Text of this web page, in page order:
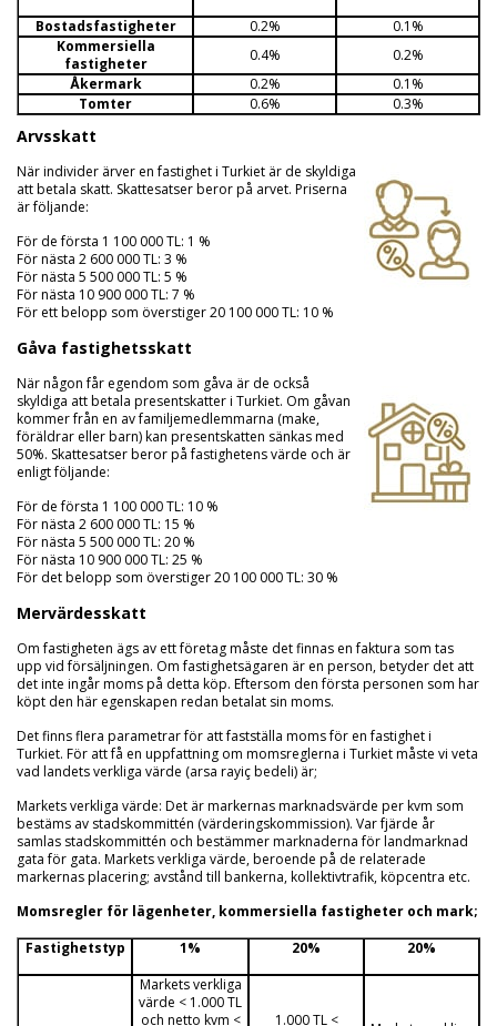
Bostadsfastigheter
0.2%
0.1%
Kommersiella
fastigheter
0.4%
0.2%
Åkermark
0.2%
0.1%
Tomter
0.6% 0.3%
Arvsskatt
När individer ärver en fastighet i Turkiet är de skyldiga
att betala skatt. Skattesatser beror på arvet. Priserna
är följande:
För de första 1 100 000 TL: 1 %
För nästa 2 600 000 TL: 3 %
För nästa 5 500 000 TL: 5 %
För nästa 10 900 000 TL: 7 %
För ett belopp som överstiger 20 100 000 TL: 10 %
Gåva fastighetsskatt
När någon får egendom som gåva är de också
skyldiga att betala presentskatter i Turkiet. Om gåvan
kommer från en av familjemedlemmarna (make,
föräldrar eller barn) kan presentskatten sänkas med
50%. Skattesatser beror på fastighetens värde och är
enligt följande:
För de första 1 100 000 TL: 10 %
För nästa 2 600 000 TL: 15 %
För nästa 5 500 000 TL: 20 %
För nästa 10 900 000 TL: 25 %
För det belopp som överstiger 20 100 000 TL: 30 %
Mervärdesskatt
Om fastigheten ägs av ett företag måste det finnas en faktura som tas
upp vid försäljningen. Om fastighetsägaren är en person, betyder det att
det inte ingår moms på detta köp. Eftersom den första personen som har
köpt den här egenskapen redan betalat sin moms.
Det finns flera parametrar för att fastställa moms för en fastighet i
Turkiet. För att få en uppfattning om momsreglerna i Turkiet måste vi veta
vad landets verkliga värde (arsa rayiç bedeli) är;
Markets verkliga värde: Det är markernas marknadsvärde per kvm som
bestäms av stadskommittén (värderingskommission). Var fjärde år
samlas stadskommittén och bestämmer marknaderna för landmarknad
gata för gata. Markets verkliga värde, beroende på de relaterade
markernas placering; avstånd till bankerna, kollektivtrafik, köpcentra etc.
Momsregler för lägenheter, kommersiella fastigheter och mark;
Fastighetstyp
1% 20%
20%
Markets verkliga
värde < 1.000 TL
och netto kvm <
1.000 TL <